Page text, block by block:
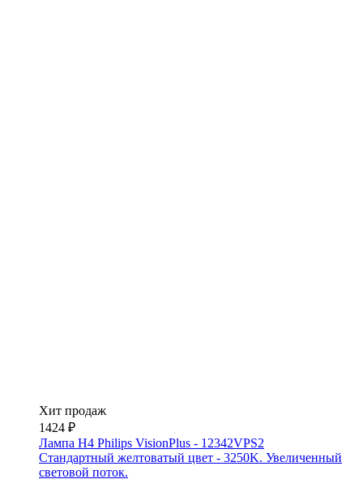
Хит продаж
1424 ₽
Лампа H4 Philips VisionPlus - 12342VPS2
Стандартный желтоватый цвет - 3250K. Увеличенный
световой поток.